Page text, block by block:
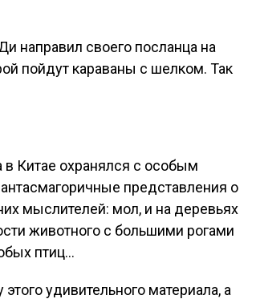
направил своего посланца на
пойдут караваны с шелком. Так
в Китае охранялся с особым
представления о
мыслителей: мол, и на деревьях
животного с большими рогами
птиц…
удивительного материала, а